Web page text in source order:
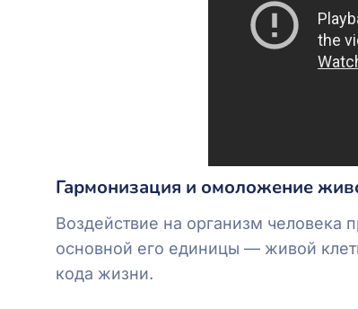
Гармонизация и омоложение
Воздействие на организм человека
основной его единицы — живой
кода жизни.